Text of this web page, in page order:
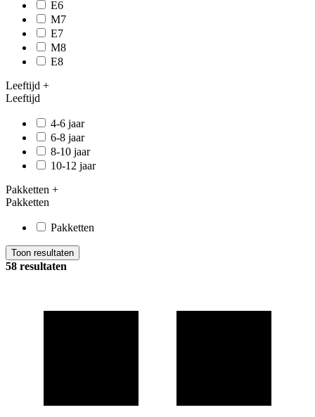
E6
M7
E7
M8
E8
Leeftijd +
Leeftijd
4-6 jaar
6-8 jaar
8-10 jaar
10-12 jaar
Pakketten +
Pakketten
Pakketten
Toon resultaten
58 resultaten